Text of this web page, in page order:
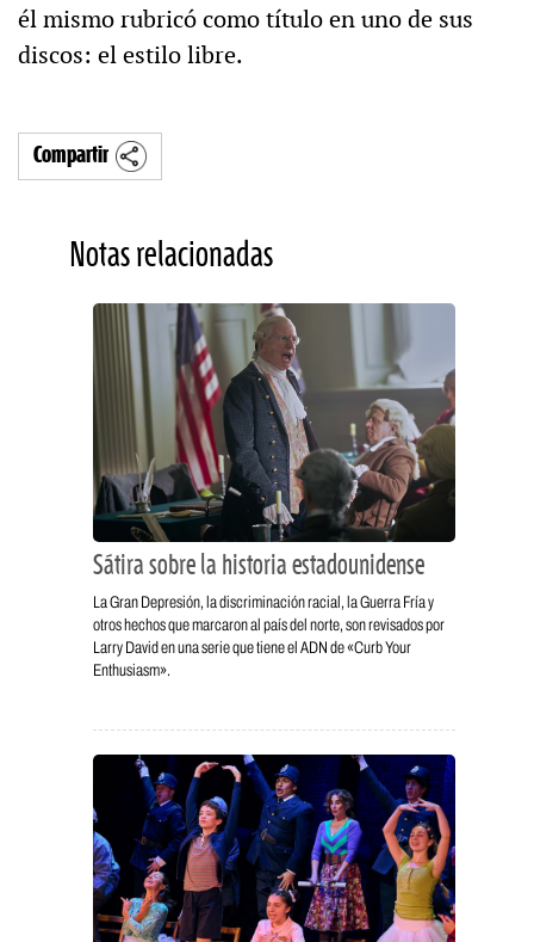
él mismo rubricó como título en uno de sus
discos: el estilo libre.
Compartir
Notas relacionadas
Sátira sobre la historia estadounidense
La Gran Depresión, la discriminación racial, la Guerra Fría y
otros hechos que marcaron al país del norte, son revisados por
Larry David en una serie que tiene el ADN de «Curb Your
Enthusiasm».